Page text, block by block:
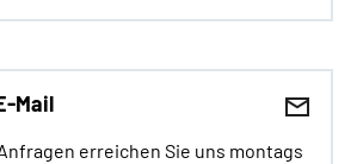
Mail
erreichen Sie uns montags